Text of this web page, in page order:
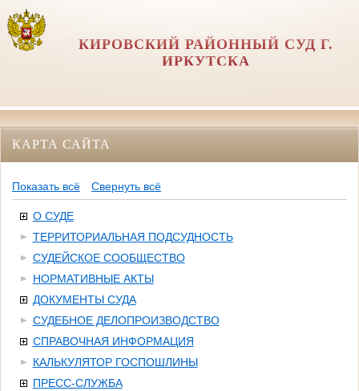
КИРОВСКИЙ РАЙОННЫЙ СУД Г.
ИРКУТСКА
КАРТА САЙТА
Показать всё Свернуть всё
О СУДЕ
ТЕРРИТОРИАЛЬНАЯ ПОДСУДНОСТЬ
СУДЕЙСКОЕ СООБЩЕСТВО
НОРМАТИВНЫЕ АКТЫ
ДОКУМЕНТЫ СУДА
СУДЕБНОЕ ДЕЛОПРОИЗВОДСТВО
СПРАВОЧНАЯ ИНФОРМАЦИЯ
КАЛЬКУЛЯТОР ГОСПОШЛИНЫ
ПРЕСС-СЛУЖБА